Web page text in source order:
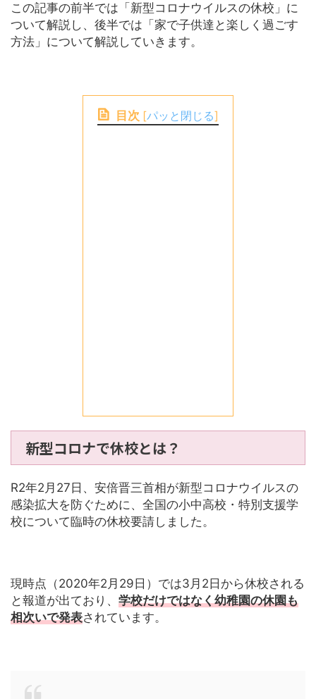
この記事の前半では「新型コロナウイルスの休校」に
ついて解説し、後半では「家で子供達と楽しく過ごす
方法」について解説していきます。
目次 [パッと閉じる]
新型コロナで休校とは？
R2年2月27日、安倍晋三首相が新型コロナウイルスの
感染拡大を防ぐために、全国の小中高校・特別支援学
校について臨時の休校要請しました。
現時点（2020年2月29日）では3月2日から休校される
と報道が出ており、 学校だけではなく幼稚園の休園も
相次いで発表されています。